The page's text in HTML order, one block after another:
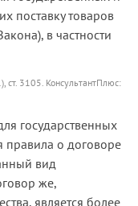
поставку товаров
в частности
ст. 3105. КонсультантПлюс:
государственных
о договоре
вид
же,
является более